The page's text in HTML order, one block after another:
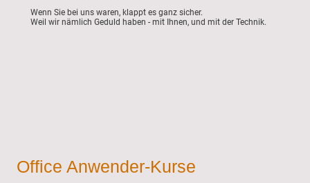
Wenn Sie bei uns waren, klappt es ganz sicher.
Weil wir nämlich Geduld haben - mit Ihnen, und mit der Technik.
Office Anwender-Kurse